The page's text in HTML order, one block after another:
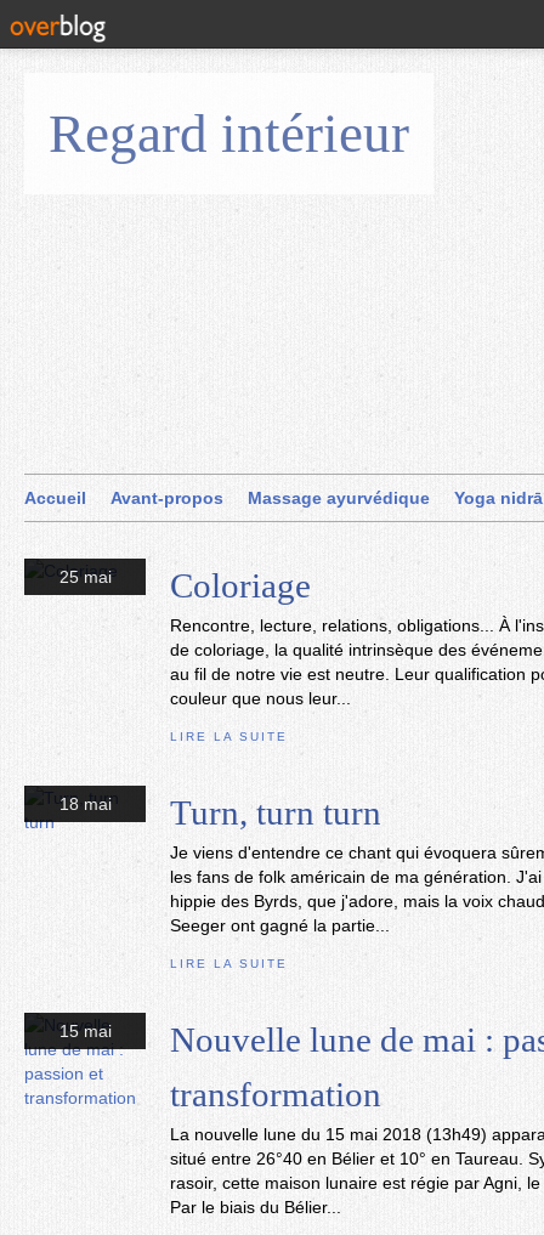
Regard intérieur
Accueil Avant-propos Massage ayurvédique Yoga nidrā
25 mai Coloriage
Rencontre, lecture, relations, obligations... À
de coloriage, la qualité intrinsèque des
au fil de notre vie est neutre. Leur qualification
couleur que nous leur...
LIRE LA SUITE
18 mai Turn, turn turn
Je viens d'entendre ce chant qui évoquera
les fans de folk américain de ma génération.
hippie des Byrds, que j'adore, mais la voix
Seeger ont gagné la partie...
LIRE LA SUITE
15 mai
Nouvelle lune de mai :
transformation
La nouvelle lune du 15 mai 2018 (13h49)
situé entre 26°40 en Bélier et 10° en Taureau.
rasoir, cette maison lunaire est régie par Agni,
Par le biais du Bélier...